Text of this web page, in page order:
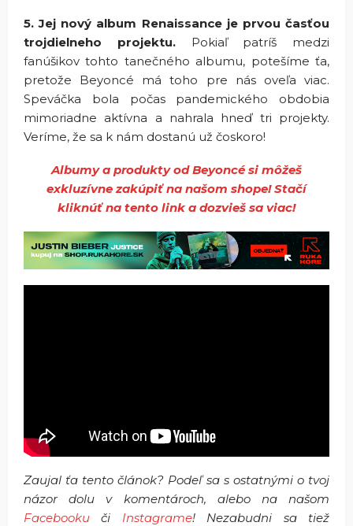
5. Jej nový album Renaissance je prvou časťou
trojdielneho projektu. Pokiaľ patríš medzi
fanúšikov tohto tanečného albumu, potešíme ťa,
pretože Beyoncé má toho pre nás oveľa viac.
Speváčka bola počas pandemického obdobia
mimoriadne aktívna a nahrala hneď tri projekty.
Veríme, že sa k nám dostanú už čoskoro!
Albumy a produkty od Beyoncé si môžeš
exkluzívne zakúpiť na našom shope! Stačí
kliknúť na tento link a dozvieš sa viac!
Zaujal ťa tento článok? Podeľ sa s ostatnými o tvoj
názor dolu v komentároch, alebo na našom
Facebooku či Instagrame! Nezabudni sa tiež